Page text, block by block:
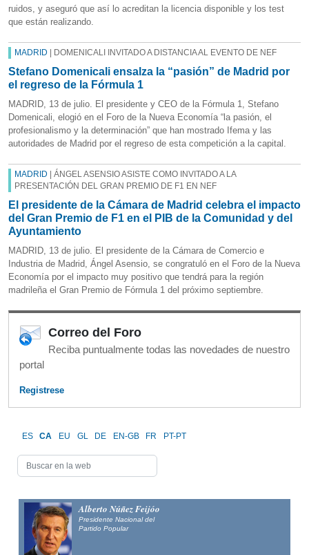
ruidos, y aseguró que así lo acreditan la licencia disponible y los test
que están realizando.
MADRID | DOMENICALI INVITADO A DISTANCIA AL EVENTO DE NEF
Stefano Domenicali ensalza la “pasión” de Madrid por
el regreso de la Fórmula 1
MADRID, 13 de julio. El presidente y CEO de la Fórmula 1, Stefano
Domenicali, elogió en el Foro de la Nueva Economía “la pasión, el
profesionalismo y la determinación” que han mostrado Ifema y las
autoridades de Madrid por el regreso de esta competición a la capital.
MADRID | ÁNGEL ASENSIO ASISTE COMO INVITADO A LA
PRESENTACIÓN DEL GRAN PREMIO DE F1 EN NEF
El presidente de la Cámara de Madrid celebra el impacto
del Gran Premio de F1 en el PIB de la Comunidad y del
Ayuntamiento
MADRID, 13 de julio. El presidente de la Cámara de Comercio e
Industria de Madrid, Ángel Asensio, se congratuló en el Foro de la Nueva
Economía por el impacto muy positivo que tendrá para la región
madrileña el Gran Premio de Fórmula 1 del próximo septiembre.
Correo del Foro
Reciba puntualmente todas las novedades de nuestro
portal
Registrese
ES CA EU GL DE EN-GB FR PT-PT
Alfonso Fernández
Mañueco
Presidente del Partido Popular de Castilla y León y candidato
a la Presidencia de la Junta de Castilla y León